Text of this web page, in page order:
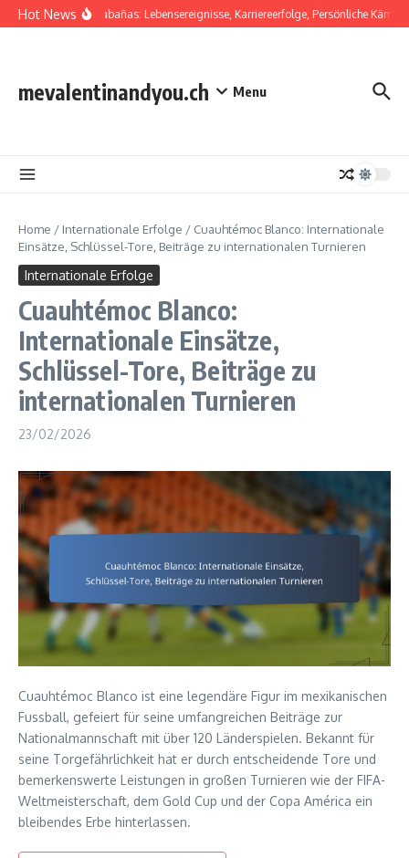
Skip to content
Hot News
Salvador Cabañas: Lebensereignisse, Karriereerfolge, Persönliche Kämpfe
mevalentinandyou.ch Menu
Home / Internationale Erfolge / Cuauhtémoc Blanco: Internationale
Einsätze, Schlüssel-Tore, Beiträge zu internationalen Turnieren
Internationale Erfolge
Cuauhtémoc Blanco:
Internationale Einsätze,
Schlüssel-Tore, Beiträge zu
internationalen Turnieren
23/02/2026
Cuauhtémoc Blanco ist eine legendäre Figur im mexikanischen
Fussball, gefeiert für seine umfangreichen Beiträge zur
Nationalmannschaft mit über 120 Länderspielen. Bekannt für
seine Torgefährlichkeit hat er durch entscheidende Tore und
bemerkenswerte Leistungen in großen Turnieren wie der FIFA-
Weltmeisterschaft, dem Gold Cup und der Copa América ein
bleibendes Erbe hinterlassen.